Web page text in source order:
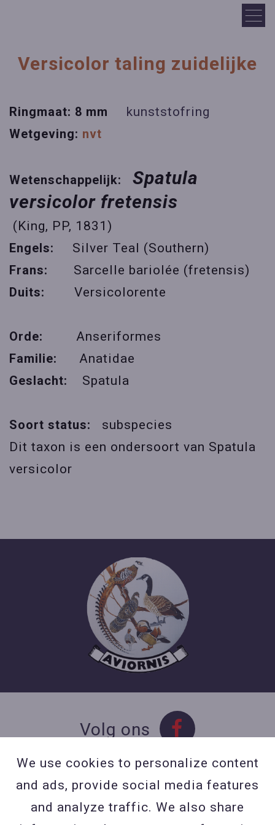
Versicolor taling zuidelijke
Ringmaat: 8 mm kunststofring
Wetgeving: nvt
Wetenschappelijk:
Spatula
versicolor fretensis
(King, PP, 1831)
Engels: Silver Teal (Southern)
Frans: Sarcelle bariolée (fretensis)
Duits: Versicolorente
Orde: Anseriformes
Familie:
Anatidae
Geslacht:
Spatula
Soort status: subspecies
Dit taxon is een ondersoort van Spatula
versicolor
Volg ons
Contact
Contacteer ons
We use cookies to personalize content
and ads, provide social media features
and analyze traffic. We also share